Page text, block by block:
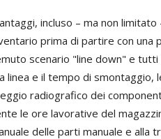
incluso – ma non
prima di partire con una
scenario "line down" e
linea e il tempo di smontaggio,
radiografico dei
le ore lavorative del
delle parti manuale e alla